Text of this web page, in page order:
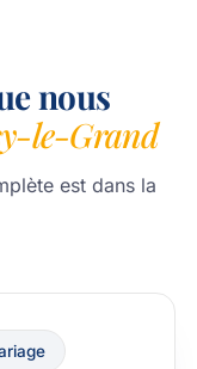
nous
le-Grand
est dans la